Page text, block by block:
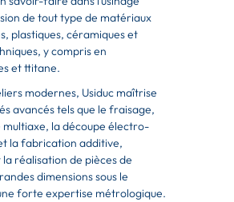
de tout type de matériaux
plastiques, céramiques et
y compris en
et ttitane.
modernes, Usiduc maîtrise
avancés tels que le fraisage,
la découpe électro-
la fabrication additive,
la réalisation de pièces de
dimensions sous le
forte expertise métrologique.